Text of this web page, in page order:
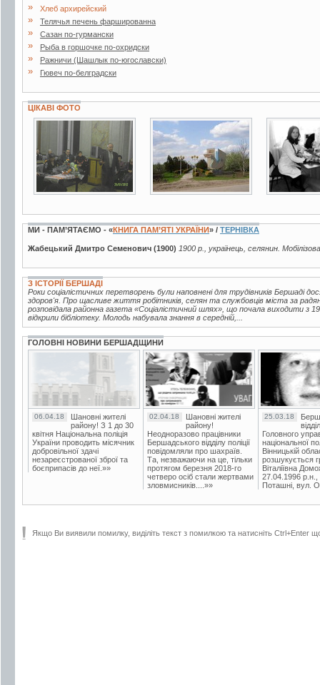
» Хлеб архирейский
» Телячья печень фаршированна
» Сазан по-гурмански
» Рыба в горшочке по-охридски
» Ражничи (Шашлык по-югославски)
» Гювеч по-белградски
ЦІКАВІ ФОТО
5 фото
МИ - ПАМ’ЯТАЄМО - «КНИГА ПАМ’ЯТІ УКРАЇНИ» / ТЕРНІВКА
Жабецький Дмитро Семенович (1900) 1900 р., українець, селянин.
З ІСТОРІЇ БЕРШАДІ
Роки соціалістичних перетворень були наповнені для трудівників Бершаді
здоров'я. Про щасливе життя робітників, селян та службовців міста за
розповідала районна газета «Соціалістичний шлях», що почала виходити з
відкрили бібліотеку. Молодь набувала знання в середній,...
ГОЛОВНІ НОВИНИ БЕРШАДЩИНИ
06.04.18
Шановні жителі
району! З 1 до 30
квітня Національна поліція
України проводить місячник
добровільної здачі
незареєстрованої зброї та
боєприпасів до неї.»»
02.04.18
Шановні жителі
району!
Неодноразово працівники
Бершадського відділу поліції
повідомляли про шахраїв.
Та, незважаючи на це, тільки
протягом березня 2018-го
четверо осіб стали жертвами
зловмисників....»»
25.03.18
Головного
національної
Вінницькій
розшукується
Віталіївна
27.04.1996 р.н.,
Поташні, вул.
Якщо Ви виявили помилку, виділіть текст з помилкою та натисніть Ctrl+Enter